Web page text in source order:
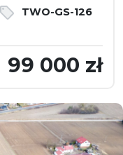
TWO-GS-126
99 000 zł